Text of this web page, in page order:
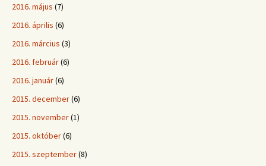
2016. május (7)
2016. április (6)
2016. március (3)
2016. február(6)
2016. január(6)
2015. december(6)
2015. november(1)
2015. október(6)
2015. szeptember(8)